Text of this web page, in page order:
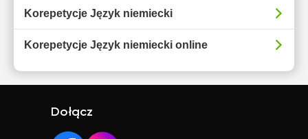
Korepetycje Język niemiecki
Korepetycje Język niemiecki online
Dołącz